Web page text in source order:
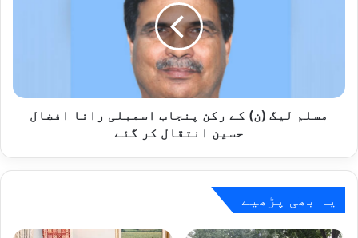
ن
ی
ں
ن
پ
ن
مسلم لیگ (ن) کے رکن پنجاب اسمبلی رانا افضال
حسین انتقال کر گئے
یہ بھی پڑھیے